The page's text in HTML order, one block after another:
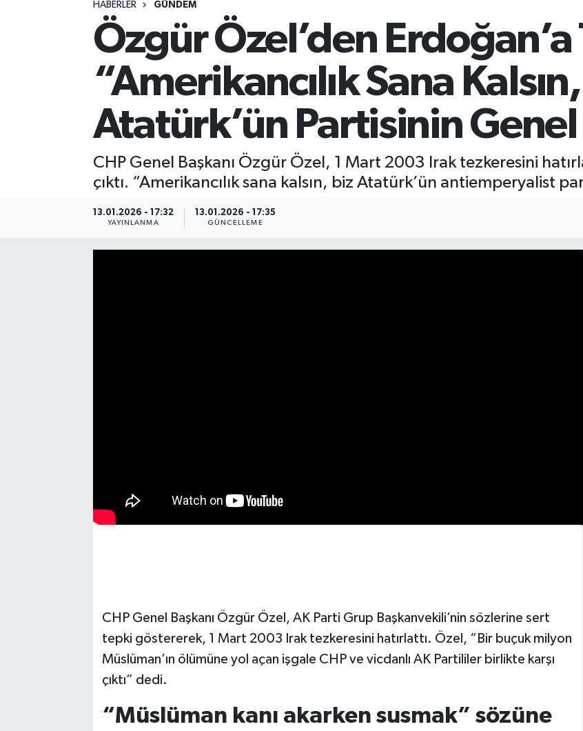
HABERLER GÜNDEM
Özgür Özel’den Erdoğan’a
“Amerikancılık Sana
Atatürk’ün Partisinin Genel
CHP Genel Başkanı Özgür Özel, 1 Mart 2003 Irak tezkeresini
çıktı. “Amerikancılık sana kalsın, biz Atatürk’ün antiemperyalist
13.01.2026 - 17:32
YAYINLANMA
13.01.2026 - 17:35
GÜNCELLEME
CHP Genel Başkanı Özgür Özel, AK Parti Grup Başkanvekili’nin sözlerine sert
tepki göstererek, 1 Mart 2003 Irak tezkeresini hatırlattı. Özel, “Bir buçuk milyon
Müslüman’ın ölümüne yol açan işgale CHP ve vicdanlı AK Partililer birlikte karşı
çıktı” dedi.
“Müslüman kanı akarken susmak” sözüne